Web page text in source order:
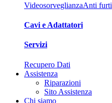
VideosorveglianzaAnti furti
Cavi e Adattatori
Servizi
Recupero Dati
Assistenza
Riparazioni
Sito Assistenza
Chi siamo